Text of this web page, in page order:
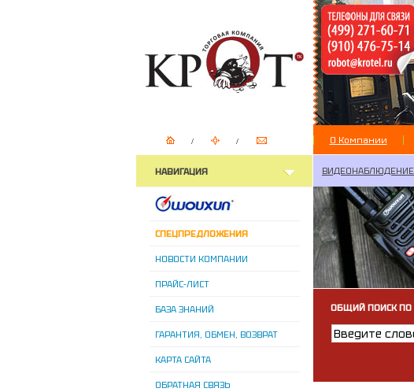
О Компании
НАВИГАЦИЯ
СПЕЦПРЕДЛОЖЕНИЯ
НОВОСТИ КОМПАНИИ
ПРАЙС-ЛИСТ
БАЗА ЗНАНИЙ
ГАРАНТИЯ, ОБМЕН, ВОЗВРАТ
КАРТА САЙТА
ОБРАТНАЯ СВЯЗЬ
ВИДЕОНАБЛЮДЕНИЕ
ОБЩИЙ ПОИСК ПО